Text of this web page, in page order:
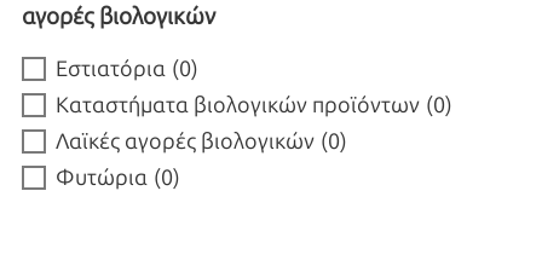
αγορές βιολογικών
Εστιατόρια (0)
Καταστήματα βιολογικών προϊόντων (0)
Λαϊκές αγορές βιολογικών (0)
Φυτώρια (0)